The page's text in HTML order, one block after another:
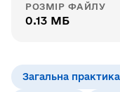
РОЗМІР ФАЙЛУ
0.13 МБ
Загальна